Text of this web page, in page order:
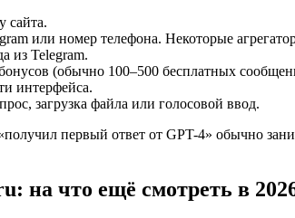
сайта.
или номер телефона. Некоторые
из Telegram.
(обычно 100–500 бесплатных
интерфейса.
загрузка файла или голосовой ввод.
первый ответ от GPT-4» обычно
на что ещё смотреть в